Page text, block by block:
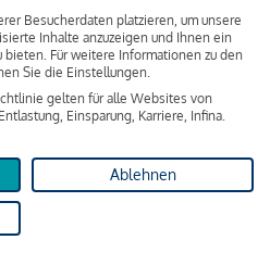
Funktion.
Tipps
Barometer
Besucherdaten platzieren, um unsere
Inhalte anzuzeigen und Ihnen ein
Für weitere Informationen zu den
Sie die Einstellungen.
gelten für alle Websites von
Einsparung, Karriere, Infina.
Ablehnen